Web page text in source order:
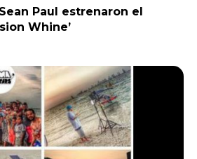
Paul estrenaron el
Whine’